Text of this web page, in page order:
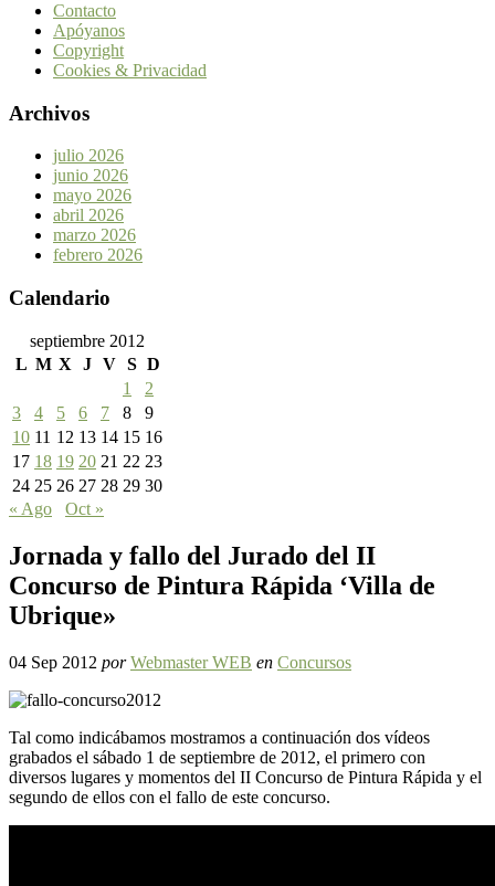
Contacto
Apóyanos
Copyright
Cookies & Privacidad
Archivos
julio 2026
junio 2026
mayo 2026
abril 2026
marzo 2026
febrero 2026
Calendario
septiembre 2012
L M X J V S D
1
2
3
4 5 6 7 8
9
10 11 12 13 14 15 16
17 18 19 20 21 22 23
24 25 26 27 28 29 30
« Ago
Oct »
Jornada y fallo del Jurado del II
Concurso de Pintura Rápida ‘Villa de
Ubrique»
04 Sep 2012 por Webmaster WEB en Concursos
Tal como indicábamos mostramos a continuación dos vídeos
grabados el sábado 1 de septiembre de 2012, el primero con
diversos lugares y momentos del II Concurso de Pintura Rápida y el
segundo de ellos con el fallo de este concurso.